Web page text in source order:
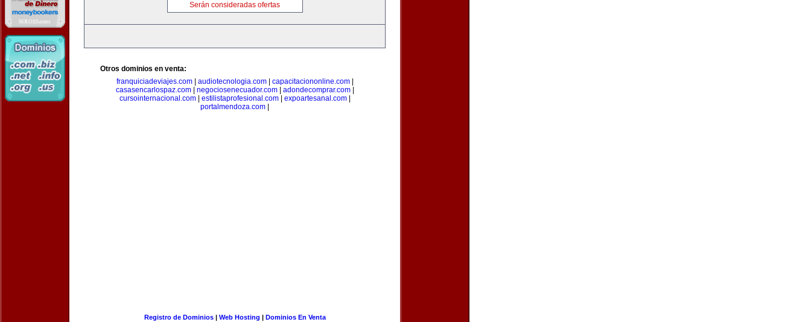
Serán consideradas ofertas
Otros dominios en venta:
franquiciadeviajes.com| audiotecnologia.com| capacitaciononline.com|
casasencarlospaz.com| negociosenecuador.com| adondecomprar.com|
cursointernacional.com| estilistaprofesional.com| expoartesanal.com|
portalmendoza.com
Registro de Dominios| Web Hosting | Dominios En Venta